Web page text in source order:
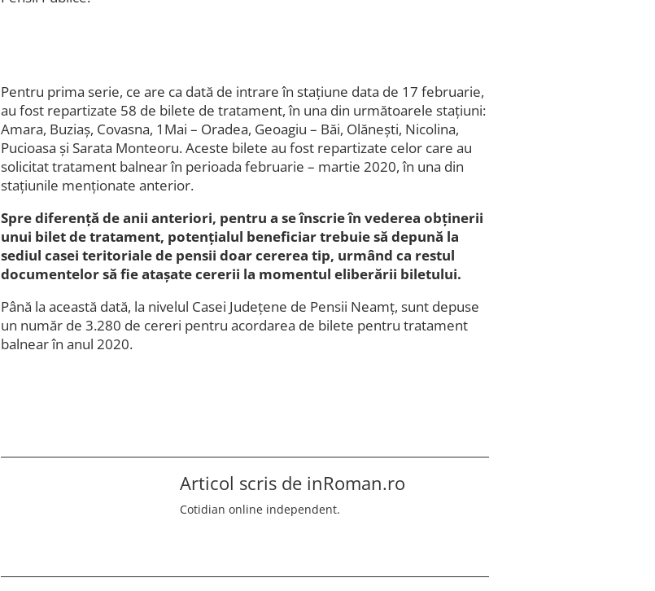
Pentru prima serie, ce are ca dată de intrare în stațiune data de 17 februarie,
au fost repartizate 58 de bilete de tratament, în una din următoarele stațiuni:
Amara, Buziaș, Covasna, 1Mai – Oradea, Geoagiu – Băi, Olănești, Nicolina,
Pucioasa și Sarata Monteoru. Aceste bilete au fost repartizate celor care au
solicitat tratament balnear în perioada februarie – martie 2020, în una din
stațiunile menționate anterior.
Spre diferență de anii anteriori, pentru a se înscrie în vederea obținerii
unui bilet de tratament, potențialul beneficiar trebuie să depună la
sediul casei teritoriale de pensii doar cererea tip, urmând ca restul
documentelor să fie atașate cererii la momentul eliberării biletului.
Până la această dată, la nivelul Casei Județene de Pensii Neamț, sunt depuse
un număr de 3.280 de cereri pentru acordarea de bilete pentru tratament
balnear în anul 2020.
Articol scris de inRoman.ro
Cotidian online independent.